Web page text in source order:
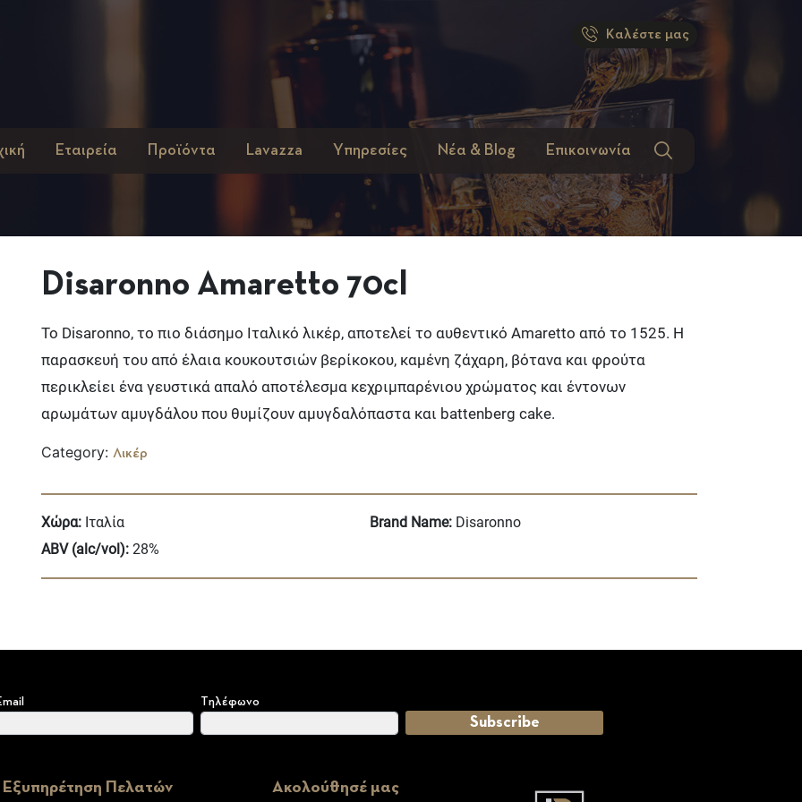
Καλέστε μας
Εταιρεία Προϊόντα Lavazza Υπηρεσίες Νέα & Blog Επικοινωνία
Disaronno Amaretto 70cl
Το Disaronno, το πιο διάσημο Ιταλικό λικέρ, αποτελεί το αυθεντικό Amaretto από το 1525. Η
παρασκευή του από έλαια κουκουτσιών βερίκοκου, καμένη ζάχαρη, βότανα και φρούτα
περικλείει ένα γευστικά απαλό αποτέλεσμα κεχριμπαρένιου χρώματος και έντονων
αρωμάτων αμυγδάλου που θυμίζουν αμυγδαλόπαστα και battenberg cake.
Category:Λικέρ
Χώρα: Ιταλία Brand Name: Disaronno
ABV (alc/vol):28%
Τηλέφωνο
Εξυπηρέτηση Πελατών Ακολούθησέ μας